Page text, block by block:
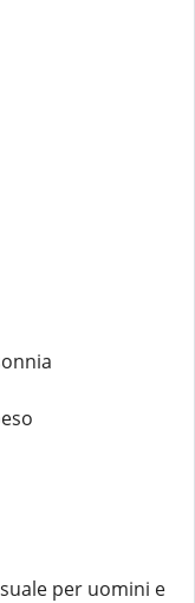
per uomini e